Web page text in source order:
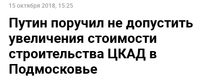
15 октября 2018, 15:25
Путин поручил не допустить
увеличения стоимости
строительства ЦКАД в
Подмосковье